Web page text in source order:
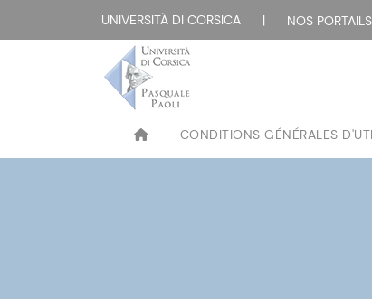
UNIVERSITÀ DI CORSICA | NOS
CONDITIONS GÉNÉRALES